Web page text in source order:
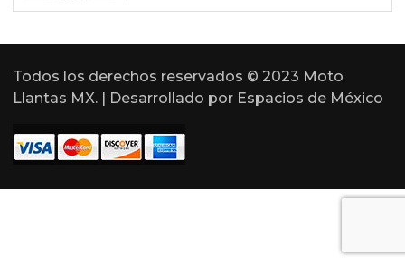
Todos los derechos reservados © 2023 Moto
Llantas MX. | Desarrollado por Espacios de México